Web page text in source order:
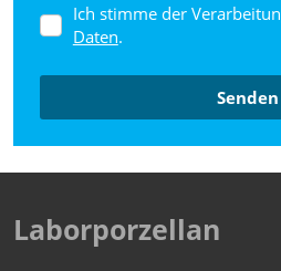
stimme
der
Daten.
Ich stimme der
Daten.
Senden
Formular
nicht
Laborporzellan